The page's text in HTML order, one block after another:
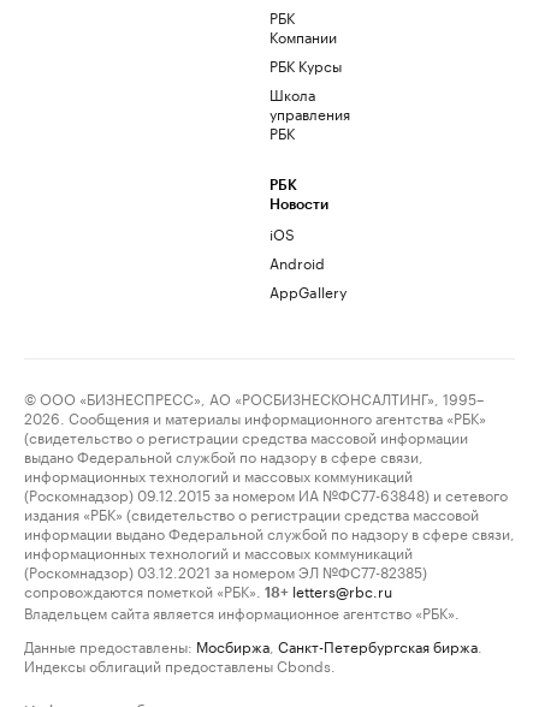
РБК
Компании
РБК Курсы
Школа
управления
РБК
РБК
Новости
iOS
Android
AppGallery
© ООО «БИЗНЕСПРЕСС», АО «РОСБИЗНЕСКОНСАЛТИНГ», 1995–
2026. Сообщения и материалы информационного агентства «РБК»
(свидетельство о регистрации средства массовой информации
выдано Федеральной службой по надзору в сфере связи,
информационных технологий и массовых коммуникаций
(Роскомнадзор) 09.12.2015 за номером ИА №ФС77-63848) и сетевого
издания «РБК» (свидетельство о регистрации средства массовой
информации выдано Федеральной службой по надзору в сфере связи,
информационных технологий и массовых коммуникаций
(Роскомнадзор) 03.12.2021 за номером ЭЛ №ФС77-82385)
сопровождаются пометкой «РБК».
18+ letters@rbc.ru
Владельцем сайта является информационное агентство «РБК».
Данные предоставлены: Мосбиржа Санкт-Петербургская биржа
Индексы облигаций предоставлены Cbonds.